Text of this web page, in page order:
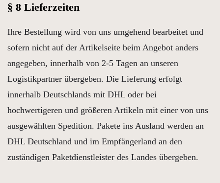
§ 8 Lieferzeiten
Ihre Bestellung wird von uns umgehend bearbeitet und
sofern nicht auf der Artikelseite beim Angebot anders
angegeben, innerhalb von 2-5 Tagen an unseren
Logistikpartner übergeben. Die Lieferung erfolgt
innerhalb Deutschlands mit DHL oder bei
hochwertigeren und größeren Artikeln mit einer von uns
ausgewählten Spedition. Pakete ins Ausland werden an
DHL Deutschland und im Empfängerland an den
zuständigen Paketdienstleister des Landes übergeben.